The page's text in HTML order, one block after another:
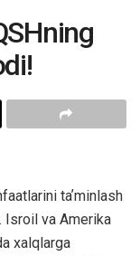
taʼminlash
Isroil va Amerika
xalqlarga